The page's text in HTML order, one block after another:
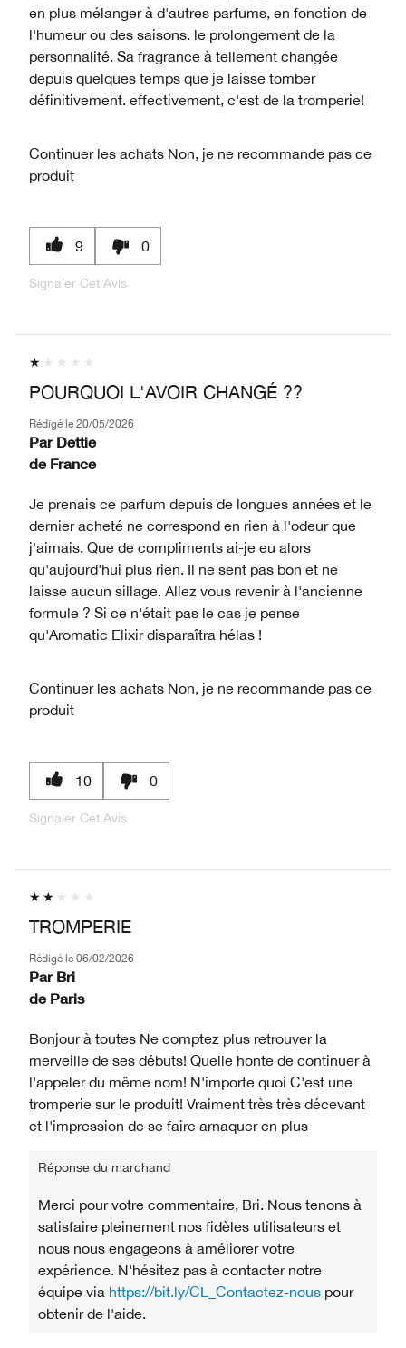
en plus mélanger à d'autres parfums, en fonction de
l'humeur ou des saisons. le prolongement de la
personnalité. Sa fragrance à tellement changée
depuis quelques temps que je laisse tomber
définitivement. effectivement, c'est de la tromperie!
Continuer les achats Non, je ne recommande pas ce
produit
9 0
Signaler Cet Avis
POURQUOI L'AVOIR CHANGÉ ??
Rédigé le 20/05/2026
Par Dettie
de France
Je prenais ce parfum depuis de longues années et le
dernier acheté ne correspond en rien à l'odeur que
j'aimais. Que de compliments ai-je eu alors
qu'aujourd'hui plus rien. Il ne sent pas bon et ne
laisse aucun sillage. Allez vous revenir à l'ancienne
formule ? Si ce n'était pas le cas je pense
qu'Aromatic Elixir disparaîtra hélas !
Continuer les achats Non, je ne recommande pas ce
produit
10 0
Signaler Cet Avis
TROMPERIE
Rédigé le 06/02/2026
Par Bri
de Paris
Bonjour à toutes Ne comptez plus retrouver la
merveille de ses débuts! Quelle honte de continuer à
l'appeler du même nom! N'importe quoi C'est une
tromperie sur le produit! Vraiment très très décevant
et l'impression de se faire arnaquer en plus
Réponse du marchand
Merci pour votre commentaire, Bri. Nous tenons à
satisfaire pleinement nos fidèles utilisateurs et
nous nous engageons à améliorer votre
expérience. N'hésitez pas à contacter notre
équipe via https://bit.ly/CL_Contactez-nous pour
obtenir de l'aide.